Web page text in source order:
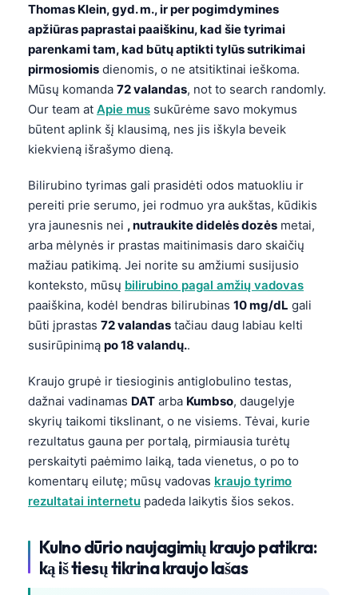
Thomas Klein, gyd. m., ir per pogimdymines
apžiūras paprastai paaiškinu, kad šie tyrimai
parenkami tam, kad būtų aptikti tylūs sutrikimai
pirmosiomis dienomis, o ne atsitiktinai ieškoma.
Mūsų komanda 72 valandas, not to search randomly.
Our team at Apie mus sukūrėme savo mokymus
būtent aplink šį klausimą, nes jis iškyla beveik
kiekvieną išrašymo dieną.
Bilirubino tyrimas gali prasidėti odos matuokliu ir
pereiti prie serumo, jei rodmuo yra aukštas, kūdikis
yra jaunesnis nei , nutraukite didelės dozės metai,
arba mėlynės ir prastas maitinimasis daro skaičių
mažiau patikimą. Jei norite su amžiumi susijusio
konteksto, mūsų bilirubino pagal amžių vadovas
paaiškina, kodėl bendras bilirubinas 10 mg/dL gali
būti įprastas 72 valandas tačiau daug labiau kelti
susirūpinimą po 18 valandų..
Kraujo grupė ir tiesioginis antiglobulino testas,
dažnai vadinamas DAT arba Kumbso, daugelyje
skyrių taikomi tikslinant, o ne visiems. Tėvai, kurie
rezultatus gauna per portalą, pirmiausia turėtų
perskaityti paėmimo laiką, tada vienetus, o po to
komentarų eilutę; mūsų vadovas kraujo tyrimo
rezultatai internetu padeda laikytis šios sekos.
Kulno dūrio naujagimių kraujo patikra:
ką iš tiesų tikrina kraujo lašas